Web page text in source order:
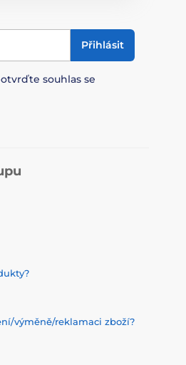
Přihlásit
souhlas se
výměně/reklamaci zboží?